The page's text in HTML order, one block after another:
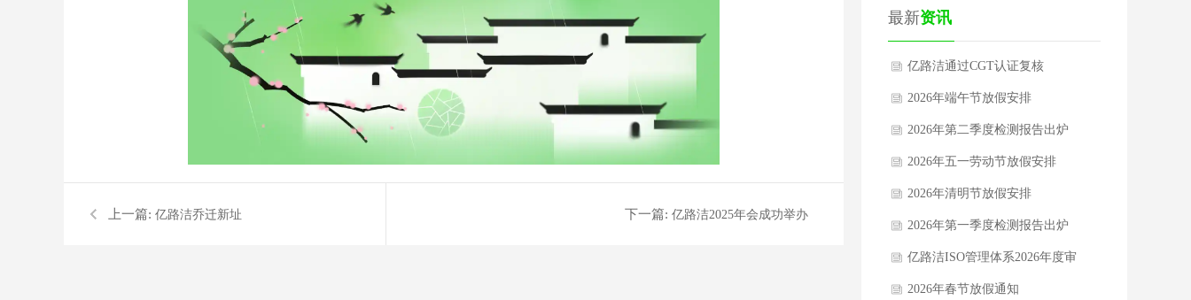
上一篇: 亿路洁乔迁新址 下一篇: 亿路洁2025年会成功举办
最新资讯
亿路洁通过CGT认证复核
2026年端午节放假安排
2026年第二季度检测报告出炉
2026年五一劳动节放假安排
2026年清明节放假安排
2026年第一季度检测报告出炉
亿路洁ISO管理体系2026年度审
核完成
2026年春节放假通知